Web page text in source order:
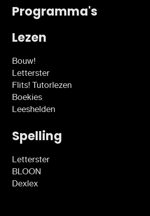
Programma's
Lezen
Bouw!
Letterster
Flits! Tutorlezen
Boekies
Leeshelden
Spelling
Letterster
BLOON
Dexlex